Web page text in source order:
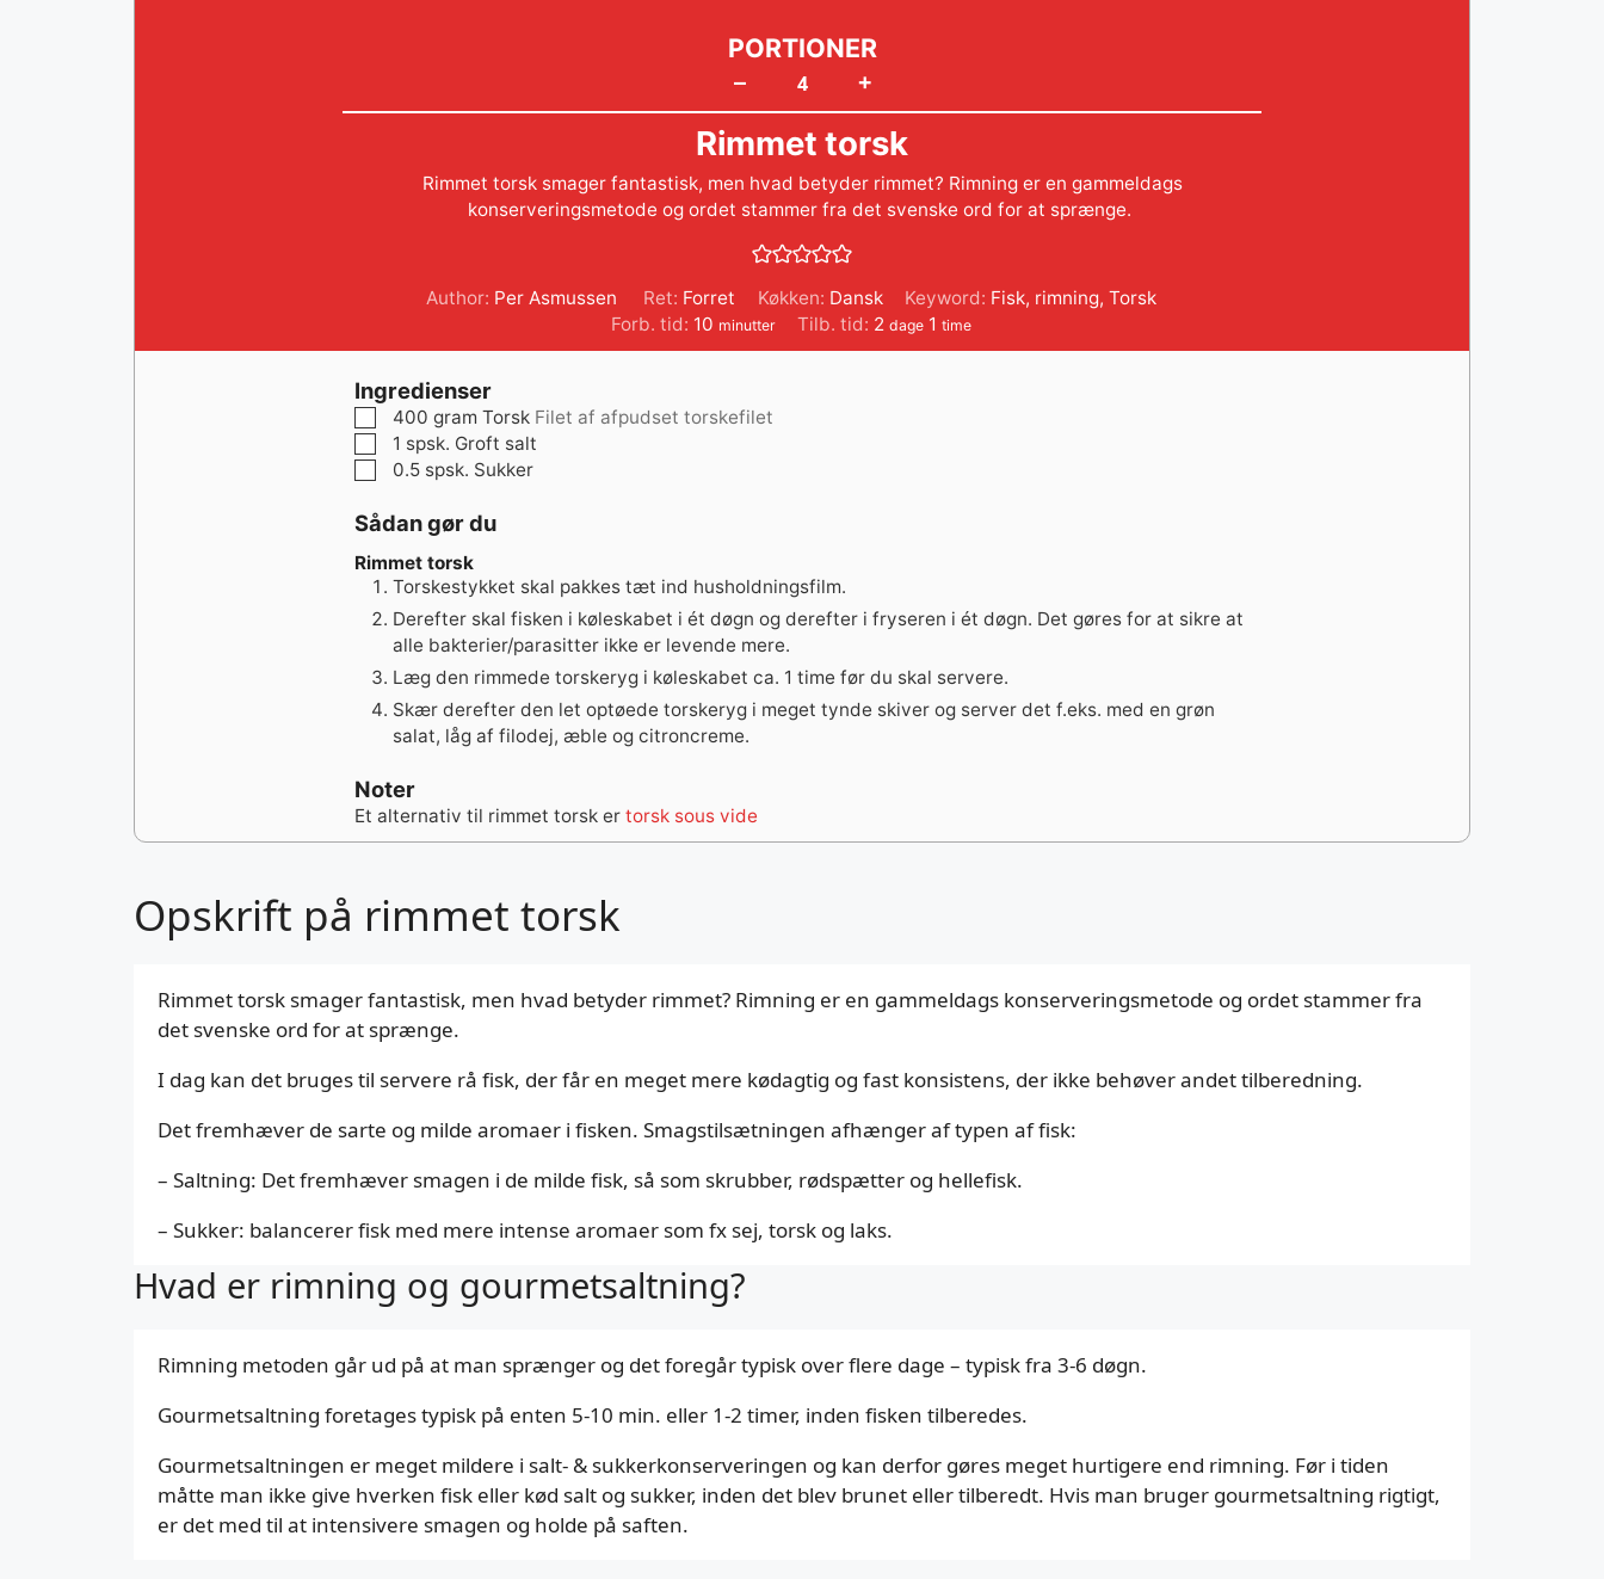
Opskrift på rimmet torsk
Rimmet torsk smager fantastisk, men hvad betyder rimmet? Rimning er en gammeldags konserveringsmetode og ordet stammer fra
det svenske ord for at sprænge.
I dag kan det bruges til servere rå fisk, der får en meget mere kødagtig og fast konsistens, der ikke behøver andet tilberedning.
Det fremhæver de sarte og milde aromaer i fisken. Smagstilsætningen afhænger af typen af fisk:
– Saltning: Det fremhæver smagen i de milde fisk, så som skrubber, rødspætter og hellefisk.
– Sukker: balancerer fisk med mere intense aromaer som fx sej, torsk og laks.
Hvad er rimning og gourmetsaltning?
Rimning metoden går ud på at man sprænger og det foregår typisk over flere dage – typisk fra 3-6 døgn.
Gourmetsaltning foretages typisk på enten 5-10 min. eller 1-2 timer, inden fisken tilberedes.
Gourmetsaltningen er meget mildere i salt- & sukkerkonserveringen og kan derfor gøres meget hurtigere end rimning. Før i tiden
måtte man ikke give hverken fisk eller kød salt og sukker, inden det blev brunet eller tilberedt. Hvis man bruger gourmetsaltning rigtigt,
er det med til at intensivere smagen og holde på saften.
– +
PORTIONER
Rimmet torsk
Rimmet torsk smager fantastisk, men hvad betyder rimmet? Rimning er en gammeldags
konserveringsmetode og ordet stammer fra det svenske ord for at sprænge.
Author: Per Asmussen Ret: Forret Køkken: Dansk Keyword: Fisk, rimning, Torsk
Forb. tid: 10minutter
minutter Tilb. tid: 2 dage
dage 1 time
time
Ingredienser
▢
400 gram Torsk Filet af afpudset torskefilet
▢1 spsk. Groft salt
▢
0.5 spsk. Sukker
Sådan gør du
Rimmet torsk
Torskestykket skal pakkes tæt ind husholdningsfilm.
Derefter skal fisken i køleskabet i ét døgn og derefter i fryseren i ét døgn. Det gøres for at sikre at
alle bakterier/parasitter ikke er levende mere.
Læg den rimmede torskeryg i køleskabet ca. 1 time før du skal servere.
Skær derefter den let optøede torskeryg i meget tynde skiver og server det f.eks. med en grøn
salat, låg af filodej, æble og citroncreme.
Noter
Et alternativ til rimmet torsk er torsk sous vide